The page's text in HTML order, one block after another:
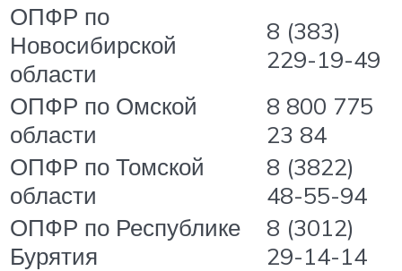
ОПФР по
Новосибирской
области
8 (383)
229-19-49
ОПФР по Омской
области
8 800 775
23 84
ОПФР по Томской
области
8 (3822)
48-55-94
ОПФР по Республике
Бурятия
8 (3012)
29-14-14